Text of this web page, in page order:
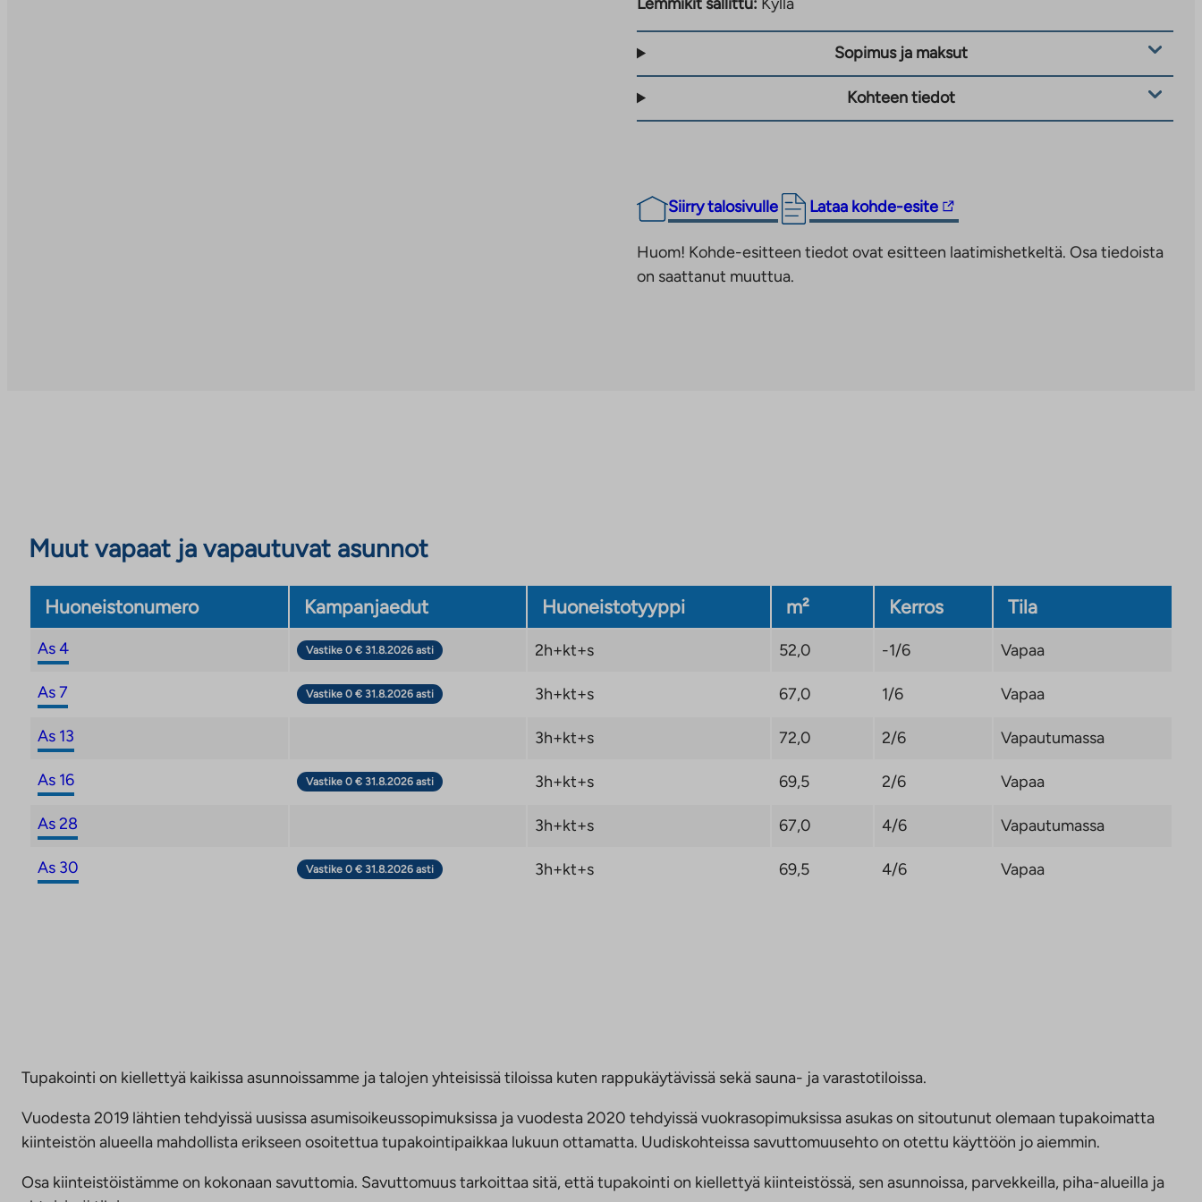
Sopimus ja maksut
Kohteen tiedot
Siirry talosivulle Lataa kohde-esite
Linkki
vie
ulkopuoliseen
Huom! Kohde-esitteen tiedot ovat esitteen laatimishetkeltä. Osa tiedoista
on saattanut muuttua.
Muut vapaat ja vapautuvat asunnot
Huoneistonumero Kampanjaedut Huoneistotyyppi m² Kerros Tila
As 4 Vastike 0 € 31.8.2026 asti 2h+kt+s 52,0 -1/6 Vapaa
As 7 Vastike 0 € 31.8.2026 asti 3h+kt+s 67,0 1/6 Vapaa
As 13 3h+kt+s 72,0 2/6 Vapautumassa
As 16 Vastike 0 € 31.8.2026 asti 3h+kt+s 69,5 2/6 Vapaa
As 28 3h+kt+s 67,0 4/6 Vapautumassa
As 30 Vastike 0 € 31.8.2026 asti 3h+kt+s 69,5 4/6 Vapaa
Tupakointi on kiellettyä kaikissa asunnoissamme ja talojen yhteisissä tiloissa kuten rappukäytävissä sekä sauna- ja varastotiloissa.
Vuodesta 2019 lähtien tehdyissä uusissa asumisoikeussopimuksissa ja vuodesta 2020 tehdyissä vuokrasopimuksissa asukas on sitoutunut olemaan tupakoimatta
kiinteistön alueella mahdollista erikseen osoitettua tupakointipaikkaa lukuun ottamatta. Uudiskohteissa savuttomuusehto on otettu käyttöön jo aiemmin.
Osa kiinteistöistämme on kokonaan savuttomia. Savuttomuus tarkoittaa sitä, että tupakointi on kiellettyä kiinteistössä, sen asunnoissa, parvekkeilla, piha-alueilla ja